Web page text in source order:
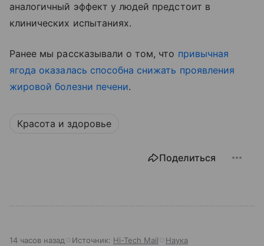
аналогичный эффект у людей предстоит в
клинических испытаниях.
Ранее мы рассказывали о том, что привычная
ягода оказалась способна снижать проявления
жировой болезни печени.
Красота и здоровье
Поделиться
14 часов назад Источник: Hi-Tech Mail Наука